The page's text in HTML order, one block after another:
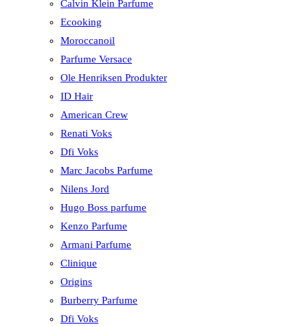
Calvin Klein Parfume
Ecooking
Moroccanoil
Parfume Versace
Ole Henriksen Produkter
ID Hair
American Crew
Renati Voks
Dfi Voks
Marc Jacobs Parfume
Nilens Jord
Hugo Boss parfume
Kenzo Parfume
Armani Parfume
Clinique
Origins
Burberry Parfume
Dfi Voks